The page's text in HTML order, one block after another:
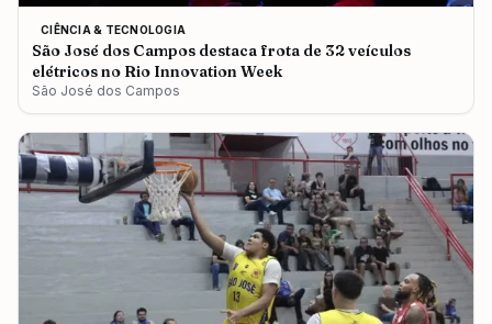
CIÊNCIA & TECNOLOGIA
São José dos Campos destaca frota de 32 veículos
elétricos no Rio Innovation Week
São José dos Campos